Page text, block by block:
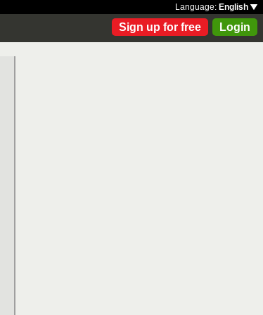
Language: English
Sign up for free Login